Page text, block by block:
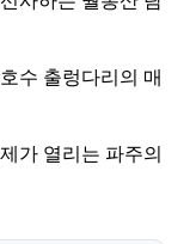
수 출렁다리의 매
가 열리는 파주의